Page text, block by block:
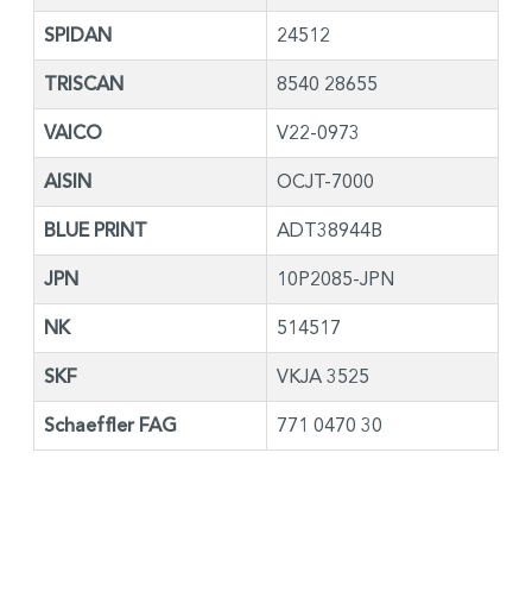
SPIDAN 24512
TRISCAN 8540 28655
VAICO V22-0973
AISIN OCJT-7000
BLUE PRINT ADT38944B
JPN 10P2085-JPN
NK 514517
SKF VKJA 3525
Schaeffler FAG 771 0470 30